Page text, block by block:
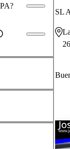
SL